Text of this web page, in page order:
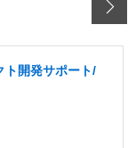
ト開発サポート/